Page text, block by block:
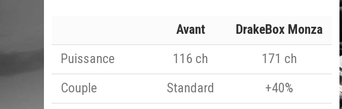
Avant
DrakeBox Monza
Puissance
116 ch
171 ch
Couple
Standard
+40%